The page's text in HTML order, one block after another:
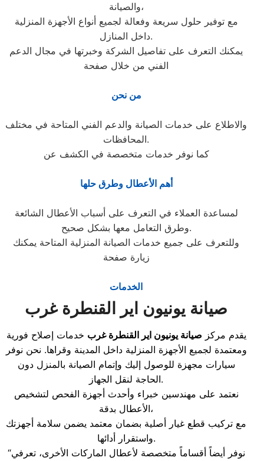
والصيانة،
مع توفير حلول سريعة وفعالة لجميع أنواع الأجهزة المنزلية
داخل المنازل.
يمكنك التعرف على تفاصيل الشركة وخبرتها في مجال الدعم
الفني من خلال صفحة
من نحن
والاطلاع على خدمات الصيانة والدعم الفني المتاحة في مختلف
المحافظات.
كما نوفر خدمات متخصصة في الكشف عن
أهم الأعطال وطرق حلها
لمساعدة العملاء في التعرف على أسباب الأعطال الشائعة
وطرق التعامل معها بشكل صحيح.
وللتعرف على جميع خدمات الصيانة المنزلية المتاحة يمكنك
زيارة صفحة
الخدمات
صيانة يونيون اير القنطرة غرب
يقدم مركز صيانة يونيون اير القنطرة غرب خدمات إصلاح فورية
ومعتمدة لجميع الأجهزة المنزلية داخل المدينة وقراها. نحن نوفر
سيارات مجهزة للوصول إليك وإتمام الصيانة بالمنزل دون
الحاجة لنقل الجهاز.
نعتمد على مهندسين خبراء وأحدث أجهزة الفحص لتشخيص
الأعطال بدقة،
مع تركيب قطع غيار أصلية بضمان معتمد يضمن سلامة أجهزتك
واستقرار أدائها.
“نوفر أيضاً أقساماً متخصصة لأعطال الماركات الأخرى، تعرفي